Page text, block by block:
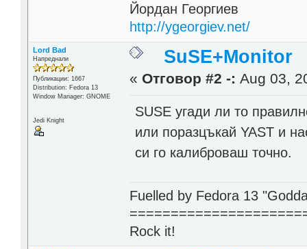
Йордан Георгиев
http://ygeorgiev.net/
Lord Bad
Напреднали
Публикации: 1667
Distribution: Fedora 13
Window Manager: GNOME
Jedi Knight
SuSE+Monitor
« Отговор #2 -: Aug 03,
SUSE угади ли то
или поразцъкай YAST и
си го калиброваш точно.
Fuelled by Fedora 13
Rock it!